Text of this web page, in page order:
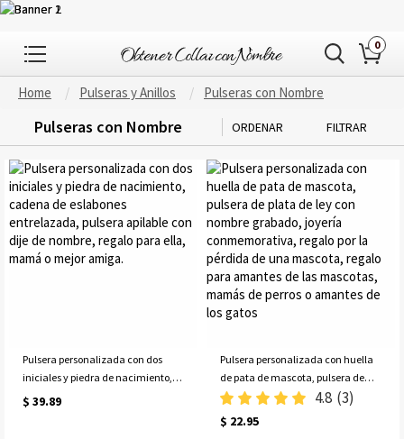
0
Home Pulseras y Anillos Pulseras con Nombre
Pulseras con Nombre ORDENAR FILTRAR
Pulsera personalizada con dos
iniciales y piedra de nacimiento,
cadena de eslabones entrelazada,
$ 39.89
Pulsera personalizada con huella
de pata de mascota, pulsera de
plata de ley con nombre grabado,
joyería conmemorativa, regalo por
la pérdida de una mascota, regalo
4.8 (3)
$ 22.95